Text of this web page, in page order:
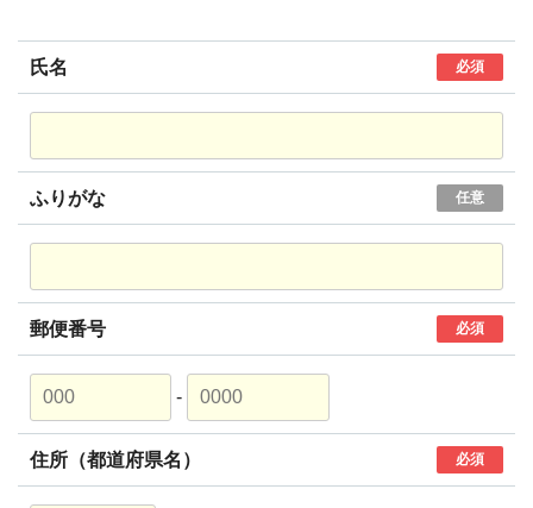
氏名 必須
ふりがな 任意
郵便番号 必須
-
住所（都道府県名） 必須